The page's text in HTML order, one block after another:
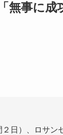
無事に
日）、ロサン